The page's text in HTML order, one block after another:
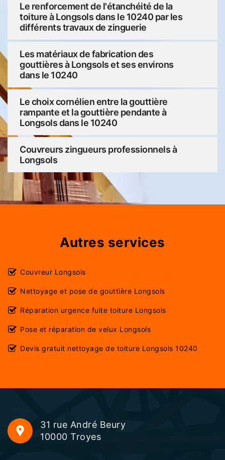
Le renforcement de l'étanchéité de la
toiture à Longsols dans le 10240 par les
différents travaux de zinguerie
Les matériaux de fabrication des
gouttières à Longsols et ses environs
dans le 10240
Le choix cornélien entre la gouttière
rampante et la gouttière pendante à
Longsols dans le 10240
Couvreurs zingueurs professionnels à
Longsols
Autres services
Couvreur Longsols
Nettoyage et pose de gouttière Longsols
Réparation urgence fuite toiture Longsols
Pose et réparation de velux Longsols
Devis gratuit nettoyage de toiture Longsols 10240
31 rue André Beury
10000 Troyes